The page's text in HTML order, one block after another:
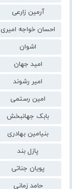
آرمین زارعی
احسان خواجه امیری
اشوان
امید جهان
امیر رشوند
امین رستمی
بابک جهانبخش
بنیامین بهادری
پازل بند
پویان جناتی
حامد زمانی